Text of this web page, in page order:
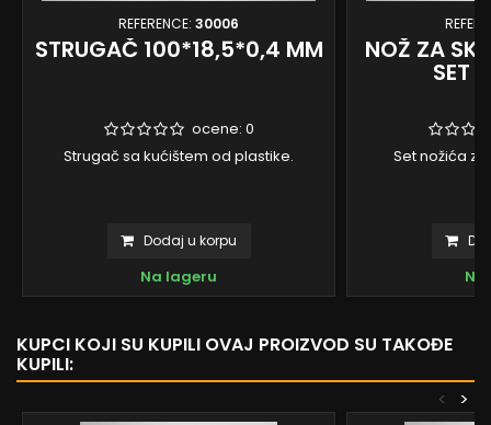
REFERENCE: 30006
STRUGAČ 100*18,5*0,4 MM
ocene: 0
Strugač sa kućištem od plastike.
Dodaj u korpu
Na lageru
NOŽ ZA
SET
Set nožića za
KUPCI KOJI SU KUPILI OVAJ PROIZVOD SU TAKOĐE
KUPILI:
>
<